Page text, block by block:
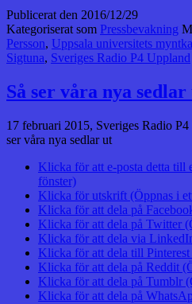
Publicerat den 2016/12/29
Kategoriserat som Pressbevakning
Persson, Uppsala universitets
Sigtuna, Sveriges Radio P4 Uppland
Så ser våra nya sedlar
17 februari 2015, Sveriges Radio
ser våra nya sedlar ut
Klicka för att e-posta detta till
fönster)
Klicka för utskrift (Öppnas i
Klicka för att dela på
Klicka för att dela på Twitter
Klicka för att dela via
Klicka för att dela till
Klicka för att dela på Reddit
Klicka för att dela på Tumblr
Klicka för att dela på